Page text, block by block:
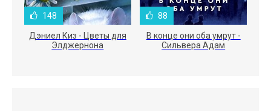
148
Дэниел Киз - Цветы для
Элджернона
88
В конце они оба умрут -
Сильвера Адам